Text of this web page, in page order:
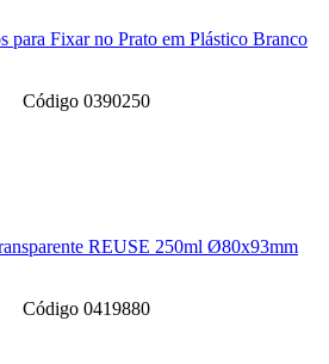
para Fixar no Prato em Plástico Branco
Código 0390250
REUSE 250ml Ø80x93mm
Código 0419880